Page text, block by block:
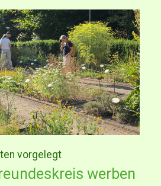
vorgelegt
werben